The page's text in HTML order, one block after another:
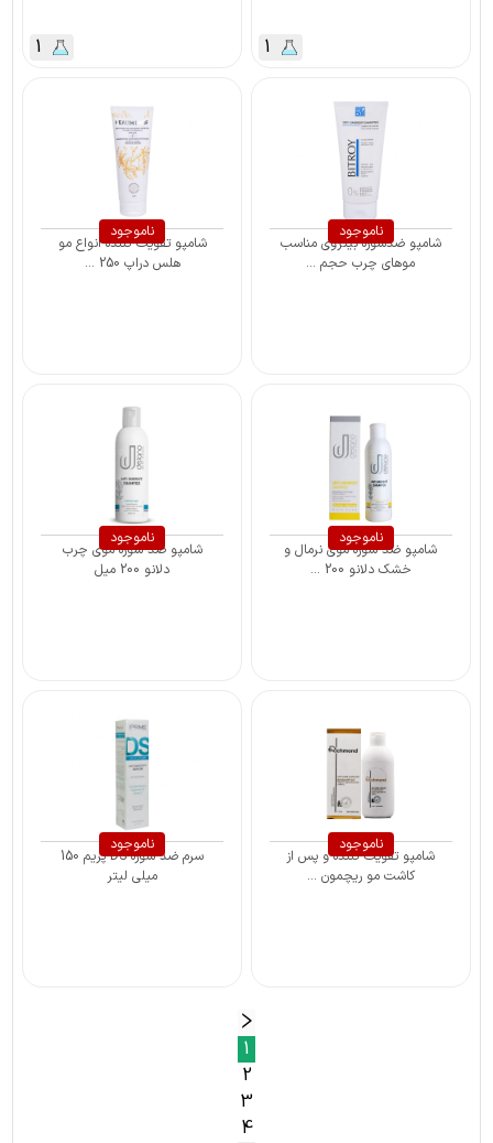
1
1
ناموجود
شامپو ضدشوره بیتروی مناسب
موهای چرب حجم ...
ناموجود
شامپو تقویت کننده انواع مو
هلس دراپ 250 ...
ناموجود
شامپو ضد شوره موی نرمال و
خشک دلانو 200 ...
ناموجود
شامپو ضد شوره موی چرب
دلانو 200 میل
ناموجود
شامپو تقویت کننده و پس از
کاشت مو ریچمون ...
ناموجود
سرم ضد شوره DS پریم 150
میلی لیتر
1
2
3
4